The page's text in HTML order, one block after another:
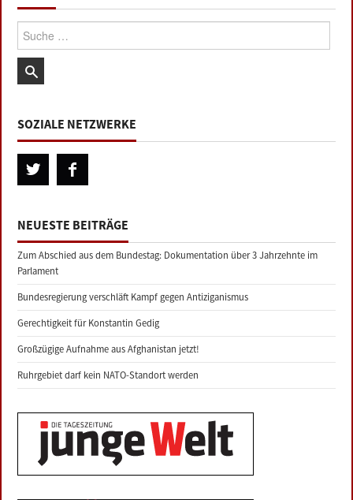
Suche:
SOZIALE NETZWERKE
NEUESTE BEITRÄGE
Zum Abschied aus dem Bundestag: Dokumentation über 3 Jahrzehnte im
Parlament
Bundesregierung verschläft Kampf gegen Antiziganismus
Gerechtigkeit für Konstantin Gedig
Großzügige Aufnahme aus Afghanistan jetzt!
Ruhrgebiet darf kein NATO-Standort werden